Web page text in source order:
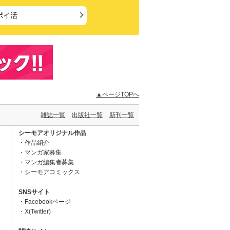
イ活
▲ページTOPへ
雑誌一覧 出版社一覧 新刊一覧
シーモアオリジナル作品
作品紹介
マンガ家募集
マンガ編集者募集
シーモアコミックス
SNSサイト
Facebookページ
X(Twitter)